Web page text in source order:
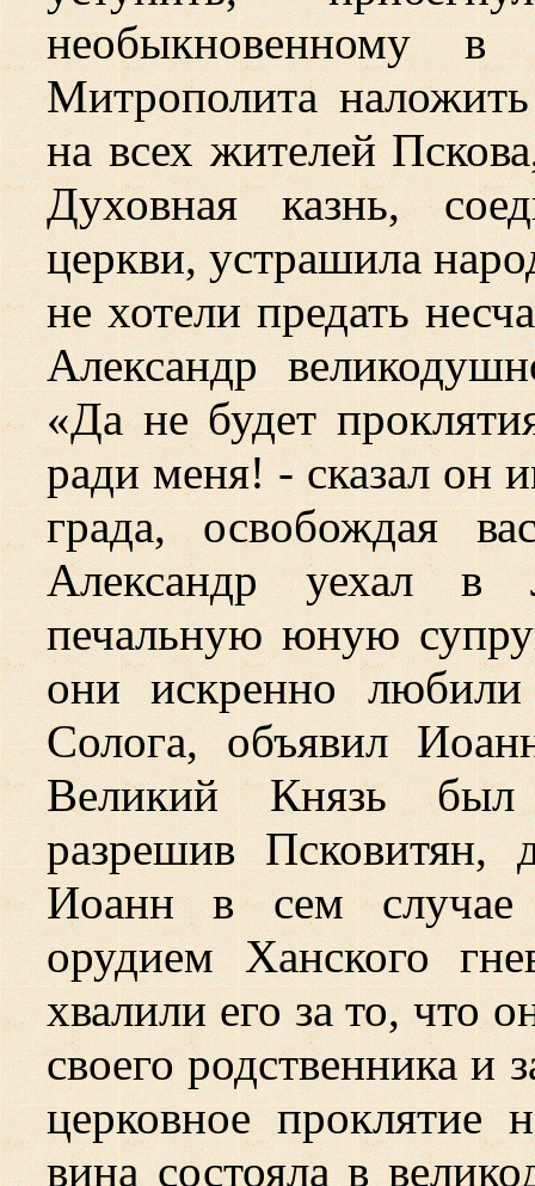
необыкновенному в
Митрополита
на всех жителей
Духовная казнь,
церкви, устрашила
не хотели предать
Александр
«Да не будет
ради меня! - сказал он
града, освобождая
Александр уехал
печальную юную
они искренно
Солога, объявил
Великий Князь
разрешив Псковитян,
Иоанн в сем случае
орудием Ханского
хвалили его за то, что
своего родственника и
церковное проклятие
вина состояла в